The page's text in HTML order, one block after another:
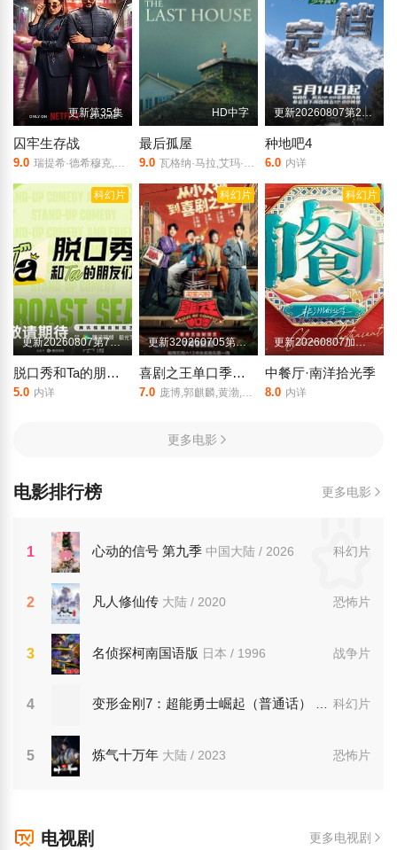
更新第35集
囚牢生存战
9.0 瑞提希·德希穆克,法拉·可汗
HD中字
最后孤屋
9.0 瓦格纳·马拉,艾玛·霍,格蕾塔·李,西德·爱德华兹,刘易斯·古迪,奥黛丽·安德森,南希·鲍德温,陶妮·丰塔纳,杰德·奥金,奥利弗·亨利·阿诺德,加百列·钟,费莉西蒂·鲍恩,Riley·Chung,诺亚·亚历山大·索斯诺夫斯基
更新20260807第26期上
种地吧4
6.0 内详
科幻片
更新20260807第7期上
脱口秀和Ta的朋友们 第三季
5.0 内详
科幻片
更新320260705第1期加更
喜剧之王单口季第三季
7.0 庞博,郭麒麟,黄渤,马思纯
科幻片
更新20260807加更版第8期
中餐厅·南洋拾光季
8.0 内详
更多电影
电影排行榜 更多电影
1 科幻片
心动的信号 第九季 中国大陆 / 2026
2 恐怖片
凡人修仙传 大陆 / 2020
3 战争片
名侦探柯南国语版 日本 / 1996
4 科幻片
变形金刚7：超能勇士崛起（普通话） 美国 / 2023
5 恐怖片
炼气十万年 大陆 / 2023
电视剧 更多电视剧